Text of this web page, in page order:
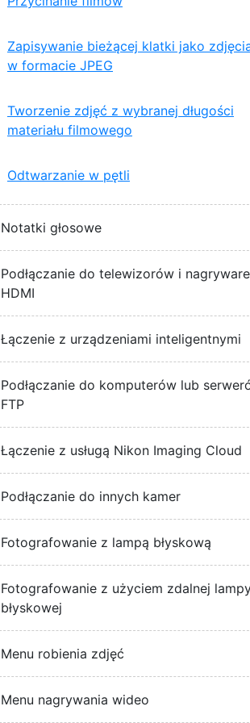
Zapisywanie bieżącej klatki jako
w formacie JPEG
Tworzenie zdjęć z wybranej długości
materiału filmowego
Odtwarzanie w pętli
Notatki głosowe
Podłączanie do telewizorów i
HDMI
Łączenie z urządzeniami inteligentnymi
Podłączanie do komputerów lub
FTP
Łączenie z usługą Nikon Imaging Cloud
Podłączanie do innych kamer
Fotografowanie z lampą błyskową
Fotografowanie z użyciem zdalnej
błyskowej
Menu robienia zdjęć
Menu nagrywania wideo